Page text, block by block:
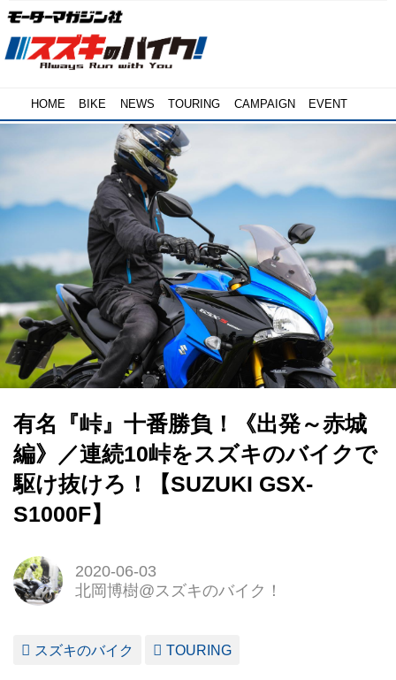
HOME BIKE NEWS TOURING CAMPAIGN EVENT
有名『峠』十番勝負！《出発～赤城
編》／連続10峠をスズキのバイクで
駆け抜けろ！【SUZUKI GSX-
S1000F】
2020-06-03
北岡博樹@スズキのバイク！
スズキのバイク TOURING